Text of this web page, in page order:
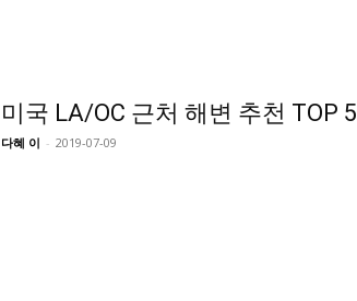
미국 LA/OC 근처 해변 추천 TOP 5
다혜 이 - 2019-07-09